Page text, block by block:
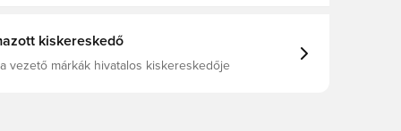
kiskereskedő
vezető márkák hivatalos kiskereskedője